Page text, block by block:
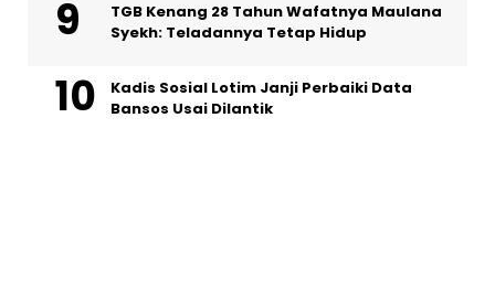
TGB Kenang 28 Tahun Wafatnya Maulana
Syekh: Teladannya Tetap Hidup
Kadis Sosial Lotim Janji Perbaiki Data
Bansos Usai Dilantik